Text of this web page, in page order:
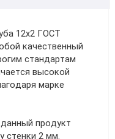
12х2 ГОСТ
качественный
стандартам
высокой
марке
продукт
стенки 2 мм.